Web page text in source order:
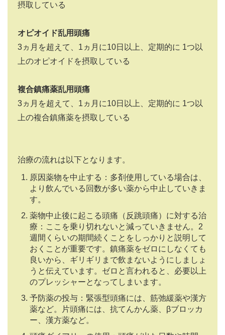
摂取している
オピオイド乱用頭痛
3ヵ月を超えて、1ヵ月に10日以上、定期的に 1つ以
上のオピオイドを摂取している
複合鎮痛薬乱用頭痛
3ヵ月を超えて、1ヵ月に10日以上、定期的に 1つ以
上の複合鎮痛薬を摂取している
治療の流れは以下となります。
原因薬物を中止する：多剤使用している場合は、
より飲んでいる回数が多い薬から中止していきま
す。
薬物中止後に起こる頭痛（反跳頭痛）に対する治
療：ここを乗り切れないと減っていきません。2
週間くらいの期間続くことをしっかりと説明して
おくことが重要です。鎮痛薬をゼロにしなくても
良いから、ギリギリまで飲まないようにしましょ
うと伝えています。ゼロと言われると、必要以上
のプレッシャーとなってしまいます。
予防薬の投与：緊張型頭痛には、筋弛緩薬や漢方
薬など。片頭痛には、抗てんかん薬、βブロッカ
ー、漢方薬など。